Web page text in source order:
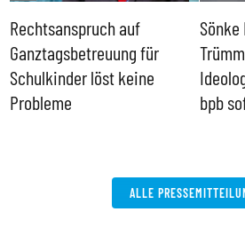
Rechtsanspruch auf
Ganztagsbetreuung für
Schulkinder löst keine
Probleme
bpb
ALLE